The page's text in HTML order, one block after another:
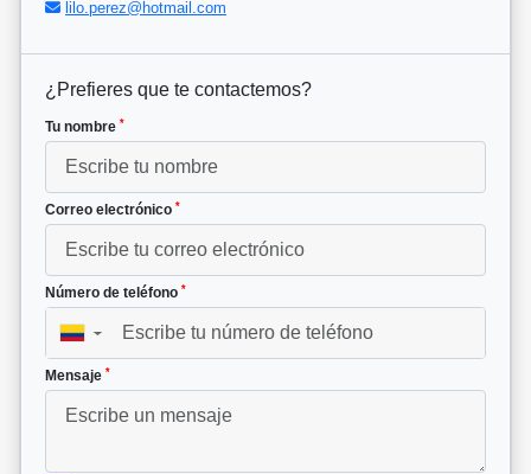
lilo.perez@hotmail.com
¿Prefieres que te contactemos?
Tu nombre *
Correo electrónico *
Número de teléfono *
▼
Mensaje *